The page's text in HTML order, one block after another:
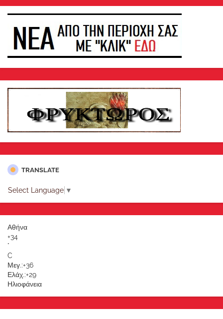
TRANSLATE
Select Language ▼
Αθήνα
+34
°
C
Μεγ.:+36
Ελάχ.:+29
Ηλιοφάνεια